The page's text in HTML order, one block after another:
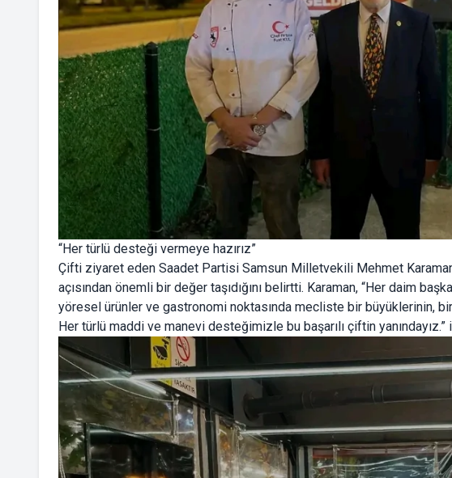
“Her türlü desteği vermeye hazırız”
Çifti ziyaret eden Saadet Partisi Samsun Milletvekili Mehmet
açısından önemli bir değer taşıdığını belirtti. Karaman, “Her daim
yöresel ürünler ve gastronomi noktasında mecliste bir büyüklerinin,
Her türlü maddi ve manevi desteğimizle bu başarılı çiftin yanındayız.”